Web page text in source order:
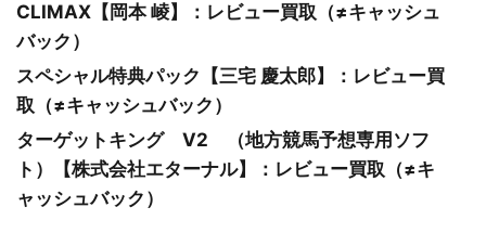
CLIMAX【岡本 崚】：レビュー買取（≠キャッシュ
バック）
スペシャル特典パック【三宅 慶太郎】：レビュー買
取（≠キャッシュバック）
ターゲットキング V2 （地方競馬予想専用ソフ
ト）【株式会社エターナル】：レビュー買取（≠キ
ャッシュバック）